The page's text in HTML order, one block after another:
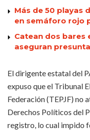
Más de 50 playas
en semáforo rojo
Catean dos bares
aseguran
El dirigente estatal del
expuso que el Tribunal
Federación (TEPJF) no
Derechos Políticos del
registro, lo cual impido